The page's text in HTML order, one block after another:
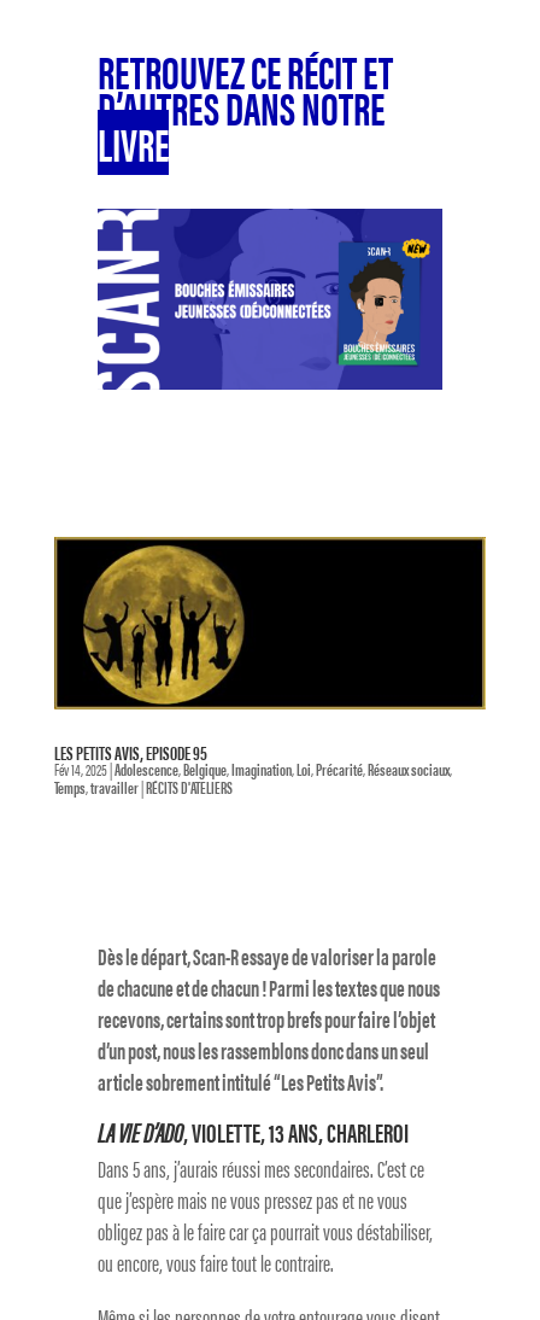
RETROUVEZ CE RÉCIT ET
D’AUTRES DANS NOTRE
LIVRE
LES PETITS AVIS, EPISODE 95
Fév 14, 2025|Adolescence,Belgique,Imagination,Loi,Précarité,Réseaux sociaux,
Temps,travailler|RÉCITS D'ATELIERS
Dès le départ, Scan-R essaye de valoriser la parole
de chacune et de chacun ! Parmi les textes que nous
recevons, certains sont trop brefs pour faire l’objet
d’un post, nous les rassemblons donc dans un seul
article sobrement intitulé “Les Petits Avis”.
LA VIE D’ADO, VIOLETTE, 13 ANS, CHARLEROI
Dans 5 ans, j’aurais réussi mes secondaires. C’est ce
que j’espère mais ne vous pressez pas et ne vous
obligez pas à le faire car ça pourrait vous déstabiliser,
ou encore, vous faire tout le contraire.